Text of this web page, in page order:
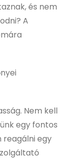
és nem
A
Nem kell
egy fontos
reagálni egy